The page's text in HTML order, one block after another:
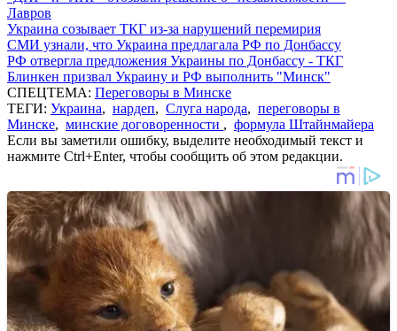
Лавров
Украина созывает ТКГ из-за нарушений перемирия
СМИ узнали, что Украина предлагала РФ по Донбассу
РФ отвергла предложения Украины по Донбассу - ТКГ
Блинкен призвал Украину и РФ выполнить "Минск"
СПЕЦТЕМА: Переговоры в Минске
ТЕГИ: Украина, нардеп, Слуга народа, переговоры в
Минске, минские договоренности , формула Штайнмайера
Если вы заметили ошибку, выделите необходимый текст и
нажмите Ctrl+Enter, чтобы сообщить об этом редакции.